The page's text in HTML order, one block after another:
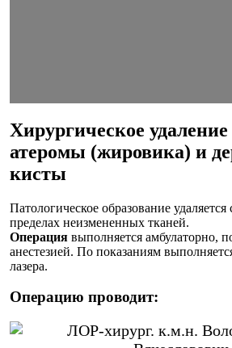
Хирургическое
атеромы (жировика) и
кисты
Патологическое образование удаляется
пределах неизмененных тканей.
Операция выполняется амбулаторно,
анестезией. По показаниям
лазера.
Операцию проводит: